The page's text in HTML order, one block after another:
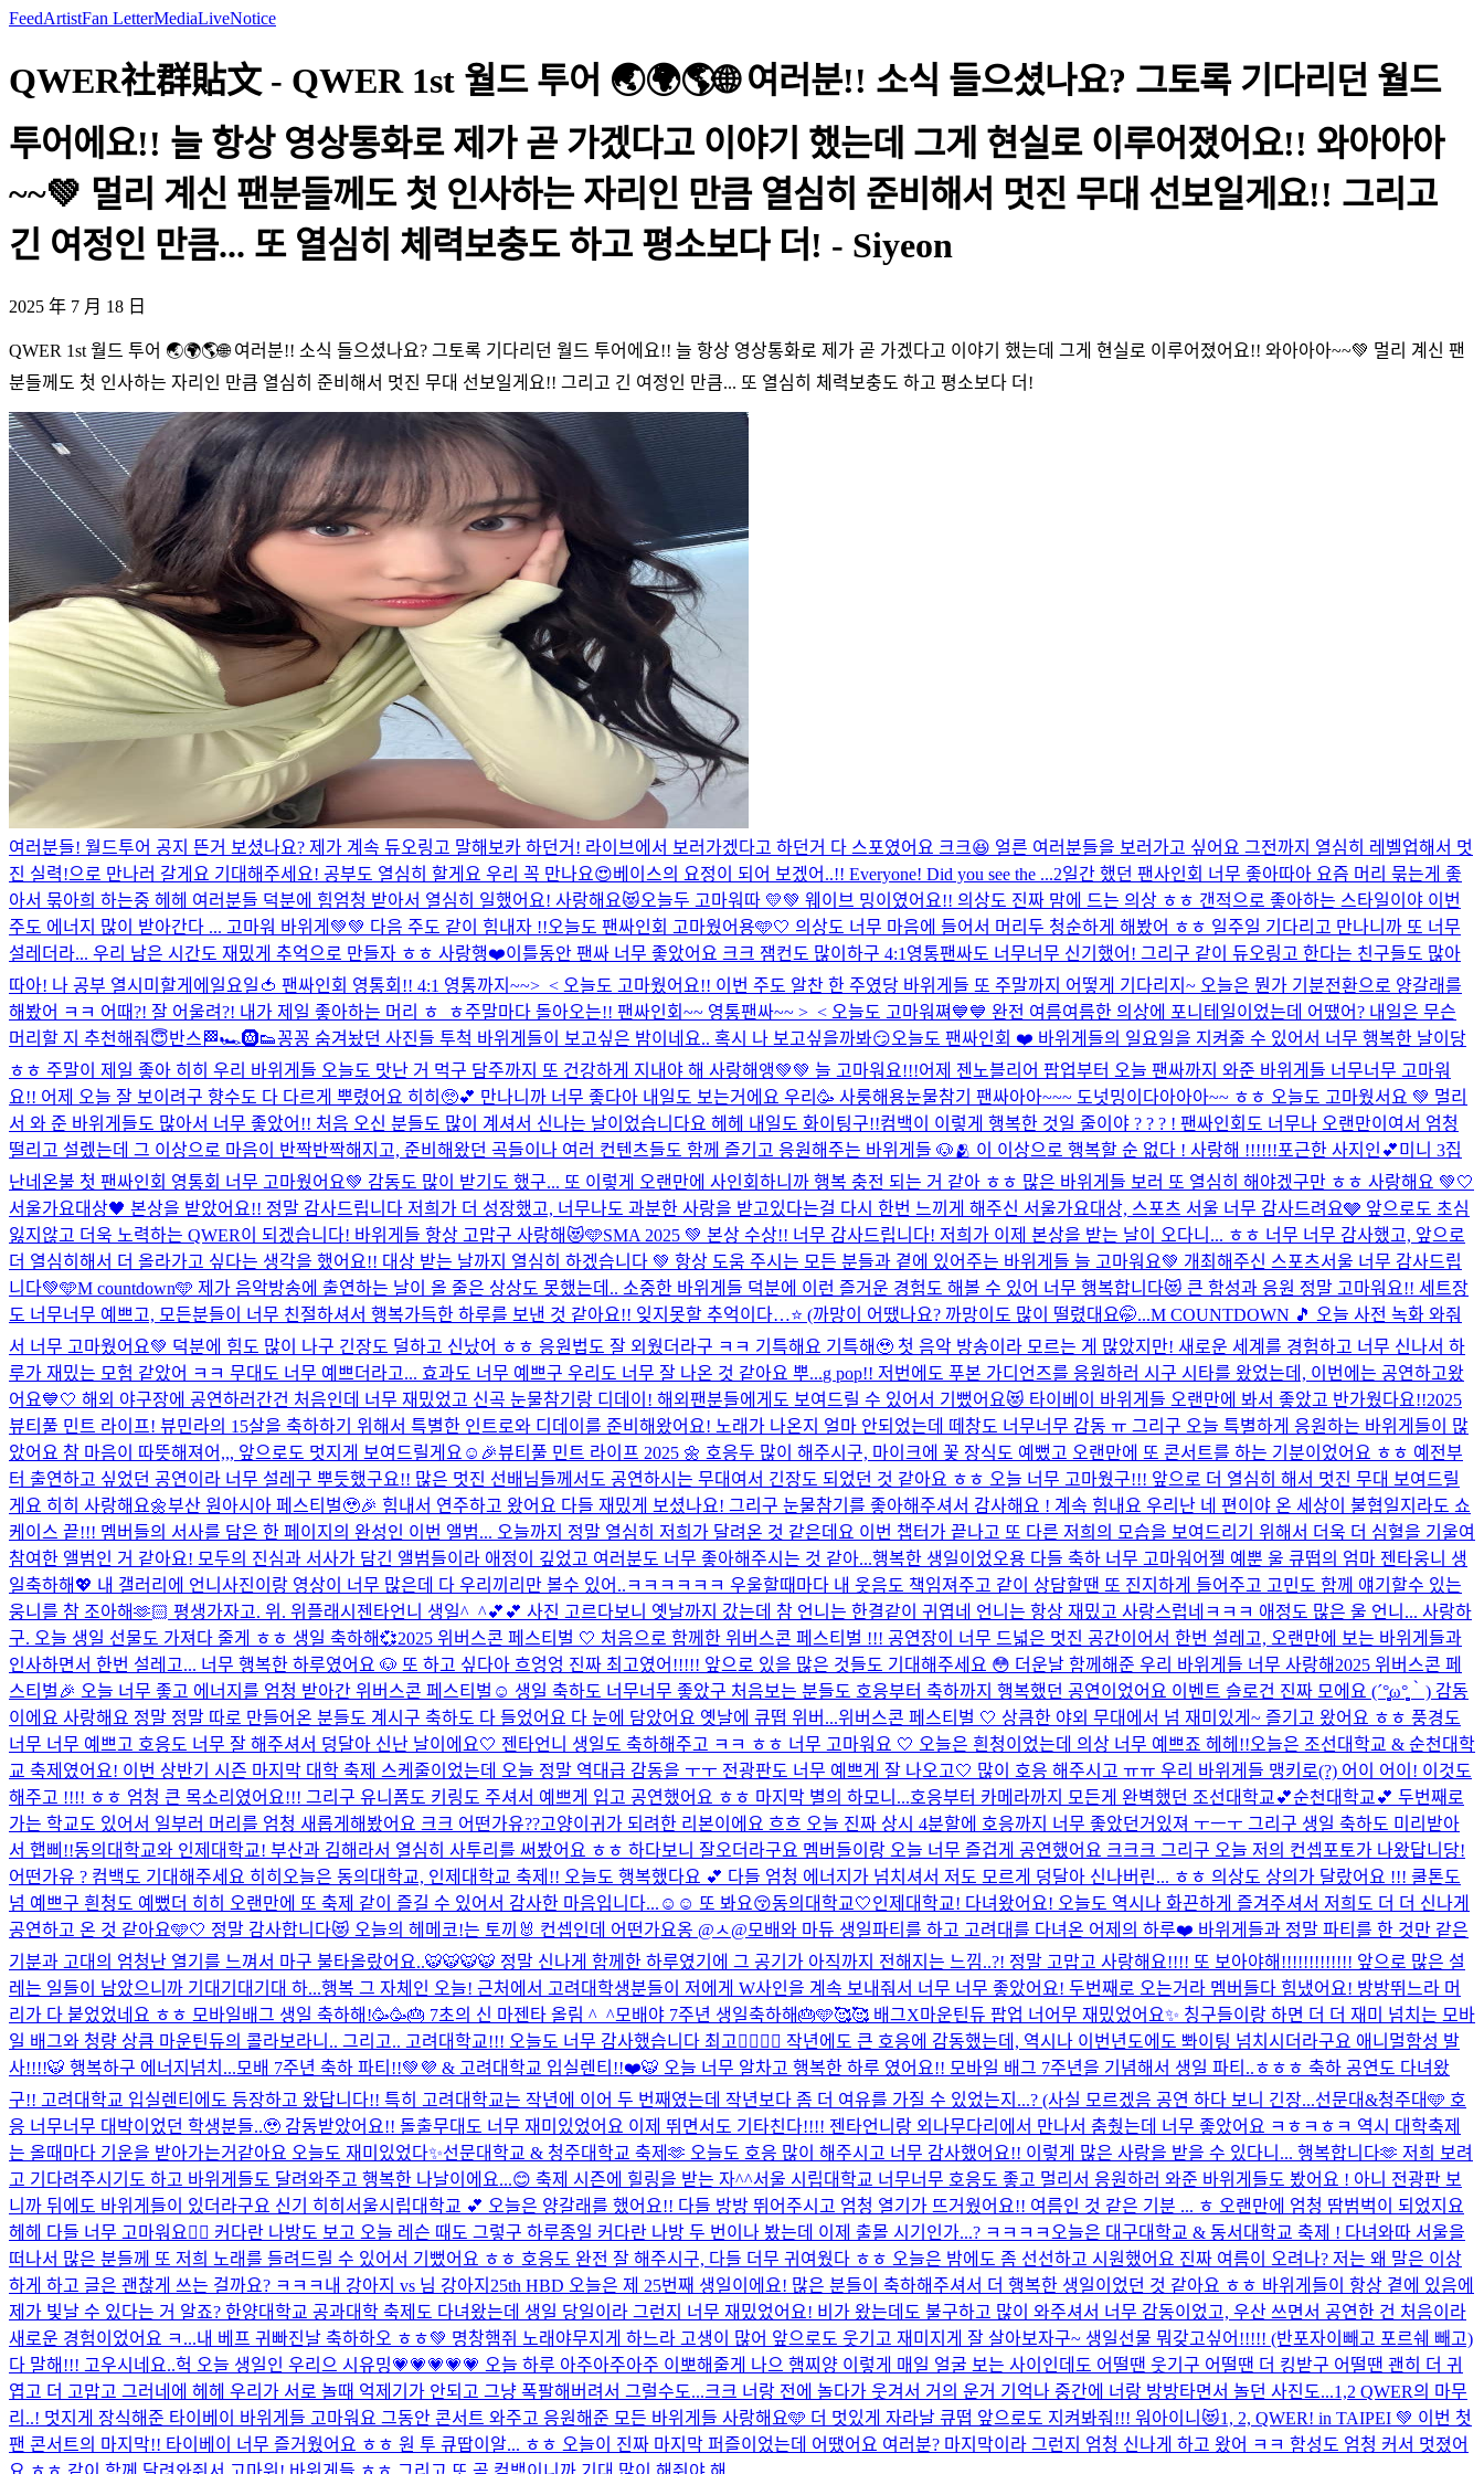
FeedArtistFan LetterMediaLiveNotice
QWER社群貼文 - QWER 1st 월드 투어 🌏🌍🌎🌐 여러분!! 소식 들으셨나요? 그토록 기다리던 월드
투어에요!! 늘 항상 영상통화로 제가 곧 가겠다고 이야기 했는데 그게 현실로 이루어졌어요!! 와아아아
~~💚 멀리 계신 팬분들께도 첫 인사하는 자리인 만큼 열심히 준비해서 멋진 무대 선보일게요!! 그리고
긴 여정인 만큼... 또 열심히 체력보충도 하고 평소보다 더! - Siyeon
2025 年 7 月 18 日
QWER 1st 월드 투어 🌏🌍🌎🌐 여러분!! 소식 들으셨나요? 그토록 기다리던 월드 투어에요!! 늘 항상 영상통화로 제가 곧 가겠다고 이야기 했는데 그게 현실로 이루어졌어요!! 와아아아~~💚 멀리 계신 팬
분들께도 첫 인사하는 자리인 만큼 열심히 준비해서 멋진 무대 선보일게요!! 그리고 긴 여정인 만큼... 또 열심히 체력보충도 하고 평소보다 더!
여러분들! 월드투어 공지 뜬거 보셨나요? 제가 계속 듀오링고 말해보카 하던거! 라이브에서 보러가겠다고 하던거 다 스포였어요 크크😆 얼른 여러분들을 보러가고 싶어요 그전까지 열심히 레벨업해서 멋
진 실력!으로 만나러 갈게요 기대해주세요! 공부도 열심히 할게요 우리 꼭 만나요😍베이스의 요정이 되어 보겠어..!! Everyone! Did you see the ...2일간 했던 팬사인회 너무 좋아따아 요즘 머리 묶는게 좋
아서 묶아희 하는중 헤헤 여러분들 덕분에 힘엄청 받아서 열심히 일했어요! 사랑해요😻오늘두 고마워따 💛💚 웨이브 밍이였어요!! 의상도 진짜 맘에 드는 의상 ㅎㅎ 갠적으로 좋아하는 스타일이야 이번
주도 에너지 많이 받아간다 ... 고마워 바위게💚💚 다음 주도 같이 힘내자 !!오늘도 팬싸인회 고마웠어용🩵🤍 의상도 너무 마음에 들어서 머리두 청순하게 해봤어 ㅎㅎ 일주일 기다리고 만나니까 또 너무
설레더라... 우리 남은 시간도 재밌게 추억으로 만들자 ㅎㅎ 사랑행❤️이틀동안 팬싸 너무 좋았어요 크크 잼컨도 많이하구 4:1영통팬싸도 너무너무 신기했어! 그리구 같이 듀오링고 한다는 친구들도 많아
따아! 나 공부 열시미할게에 일요일🍅 팬싸인회 영통회!! 4:1 영통까지~~>_< 오늘도 고마웠어요!! 이번 주도 알찬 한 주였당 바위게들 또 주말까지 어떻게 기다리지~ 오늘은 뭔가 기분전환으로 양갈래를
해봤어 ㅋㅋ 어때?! 잘 어울려?! 내가 제일 좋아하는 머리 ㅎ_ㅎ주말마다 돌아오는!! 팬싸인회~~ 영통팬싸~~ >_< 오늘도 고마워쪄💙💙 완전 여름여름한 의상에 포니테일이었는데 어땠어? 내일은 무슨
머리할 지 추천해줘😇반스🏁🏎️🛞👟꽁꽁 숨겨놨던 사진들 투척 바위게들이 보고싶은 밤이네요.. 혹시 나 보고싶을까봐😏오늘도 팬싸인회 ❤️ 바위게들의 일요일을 지켜줄 수 있어서 너무 행복한 날이당
ㅎㅎ 주말이 제일 좋아 히히 우리 바위게들 오늘도 맛난 거 먹구 담주까지 또 건강하게 지내야 해 사랑해앵💚💚 늘 고마워요!!!어제 젠노블리어 팝업부터 오늘 팬싸까지 와준 바위게들 너무너무 고마워
요!! 어제 오늘 잘 보이려구 향수도 다 다르게 뿌렸어요 히히🥺💕 만나니까 너무 좋다아 내일도 보는거에요 우리🥳 사룽해용눈물참기 팬싸아아~~~ 도넛밍이다아아아~~ ㅎㅎ 오늘도 고마웠서요 💚 멀리
서 와 준 바위게들도 많아서 너무 좋았어!! 처음 오신 분들도 많이 계셔서 신나는 날이었습니다요 헤헤 내일도 화이팅구!!컴백이 이렇게 행복한 것일 줄이야 ? ? ? ! 팬싸인회도 너무나 오랜만이여서 엄청
떨리고 설렜는데 그 이상으로 마음이 반짝반짝해지고, 준비해왔던 곡들이나 여러 컨텐츠들도 함께 즐기고 응원해주는 바위게들 🐶🫂 이 이상으로 행복할 순 없다 ! 사랑해 !!!!!!포근한 사지인💕미니 3집
난네온불 첫 팬싸인회 영통회 너무 고마웠어요💚 감동도 많이 받기도 했구... 또 이렇게 오랜만에 사인회하니까 행복 충전 되는 거 같아 ㅎㅎ 많은 바위게들 보러 또 열심히 해야겠구만 ㅎㅎ 사랑해요 💚🤍
서울가요대상🖤 본상을 받았어요!! 정말 감사드립니다 저희가 더 성장했고, 너무나도 과분한 사랑을 받고있다는걸 다시 한번 느끼게 해주신 서울가요대상, 스포츠 서울 너무 감사드려요🩶 앞으로도 초심
잃지않고 더욱 노력하는 QWER이 되겠습니다! 바위게들 항상 고맙구 사랑해😻🩵SMA 2025 💚 본상 수상!! 너무 감사드립니다! 저희가 이제 본상을 받는 날이 오다니... ㅎㅎ 너무 너무 감사했고, 앞으로
더 열심히해서 더 올라가고 싶다는 생각을 했어요!! 대상 받는 날까지 열심히 하겠습니다 💚 항상 도움 주시는 모든 분들과 곁에 있어주는 바위게들 늘 고마워요💚 개최해주신 스포츠서울 너무 감사드립
니다💚🩵M countdown🩵 제가 음악방송에 출연하는 날이 올 줄은 상상도 못했는데.. 소중한 바위게들 덕분에 이런 즐거운 경험도 해볼 수 있어 너무 행복합니다😻 큰 함성과 응원 정말 고마워요!! 세트장
도 너무너무 예쁘고, 모든분들이 너무 친절하셔서 행복가득한 하루를 보낸 것 같아요!! 잊지못할 추억이다…⭐️ (까망이 어땠나요? 까망이도 많이 떨렸대요🤭...M COUNTDOWN 🎵 오늘 사전 녹화 와줘
서 너무 고마웠어요💚 덕분에 힘도 많이 나구 긴장도 덜하고 신났어 ㅎㅎ 응원법도 잘 외웠더라구 ㅋㅋ 기특해요 기특해🥹 첫 음악 방송이라 모르는 게 많았지만! 새로운 세계를 경험하고 너무 신나서 하
루가 재밌는 모험 같았어 ㅋㅋ 무대도 너무 예쁘더라고... 효과도 너무 예쁘구 우리도 너무 잘 나온 것 같아요 뿌...g pop!! 저번에도 푸본 가디언즈를 응원하러 시구 시타를 왔었는데, 이번에는 공연하고왔
어요💙🤍 해외 야구장에 공연하러간건 처음인데 너무 재밌었고 신곡 눈물참기랑 디데이! 해외팬분들에게도 보여드릴 수 있어서 기뻤어요😻 타이베이 바위게들 오랜만에 봐서 좋았고 반가웠다요!!2025
뷰티풀 민트 라이프! 뷰민라의 15살을 축하하기 위해서 특별한 인트로와 디데이를 준비해왔어요! 노래가 나온지 얼마 안되었는데 떼창도 너무너무 감동 ㅠ 그리구 오늘 특별하게 응원하는 바위게들이 많
았어요 참 마음이 따뜻해져어,,, 앞으로도 멋지게 보여드릴게요☺️🎉뷰티풀 민트 라이프 2025 🌼 호응두 많이 해주시구, 마이크에 꽃 장식도 예뻤고 오랜만에 또 콘서트를 하는 기분이었어요 ㅎㅎ 예전부
터 출연하고 싶었던 공연이라 너무 설레구 뿌듯했구요!! 많은 멋진 선배님들께서도 공연하시는 무대여서 긴장도 되었던 것 같아요 ㅎㅎ 오늘 너무 고마웠구!!! 앞으로 더 열심히 해서 멋진 무대 보여드릴
게요 히히 사랑해요🌼부산 원아시아 페스티벌🥹🎉 힘내서 연주하고 왔어요 다들 재밌게 보셨나요! 그리구 눈물참기를 좋아해주셔서 감사해요 ! 계속 힘내요 우리 난 네 편이야 온 세상이 불협일지라도 쇼
케이스 끝!!! 멤버들의 서사를 담은 한 페이지의 완성인 이번 앨범... 오늘까지 정말 열심히 저희가 달려온 것 같은데요 이번 챕터가 끝나고 또 다른 저희의 모습을 보여드리기 위해서 더욱 더 심혈을 기울여
참여한 앨범인 거 같아요! 모두의 진심과 서사가 담긴 앨범들이라 애정이 깊었고 여러분도 너무 좋아해주시는 것 같아...행복한 생일이었오용 다들 축하 너무 고마워어 젤 예뿐 울 큐떱의 엄마 젠타웅니 생
일축하해💖 내 갤러리에 언니사진이랑 영상이 너무 많은데 다 우리끼리만 볼수 있어..ㅋㅋㅋㅋㅋㅋ 우울할때마다 내 웃음도 책임져주고 같이 상담할땐 또 진지하게 들어주고 고민도 함께 얘기할수 있는
웅니를 참 조아해🫶🏻 평생가자고. 위. 위플래시 젠타언니 생일^_^💕💕 사진 고르다보니 옛날까지 갔는데 참 언니는 한결같이 귀엽네 언니는 항상 재밌고 사랑스럽네ㅋㅋㅋ 애정도 많은 울 언니... 사랑하
구. 오늘 생일 선물도 가져다 줄게 ㅎㅎ 생일 축하해💞2025 위버스콘 페스티벌 🤍 처음으로 함께한 위버스콘 페스티벌 !!! 공연장이 너무 드넓은 멋진 공간이어서 한번 설레고, 오랜만에 보는 바위게들과
인사하면서 한번 설레고... 너무 행복한 하루였어요 🐶 또 하고 싶다아 흐엉엉 진짜 최고였어!!!!! 앞으로 있을 많은 것들도 기대해주세요 😳 더운날 함께해준 우리 바위게들 너무 사랑해 2025 위버스콘 페
스티벌🎉 오늘 너무 좋고 에너지를 엄청 받아간 위버스콘 페스티벌☺️ 생일 축하도 너무너무 좋았구 처음보는 분들도 호응부터 축하까지 행복했던 공연이었어요 이벤트 슬로건 진짜 모에요 (´°̥̥̥̥̥̥̥̥ω°̥̥̥̥̥̥̥̥｀) 감동
이에요 사랑해요 정말 정말 따로 만들어온 분들도 계시구 축하도 다 들었어요 다 눈에 담았어요 옛날에 큐떱 위버...위버스콘 페스티벌 🤍 상큼한 야외 무대에서 넘 재미있게~ 즐기고 왔어요 ㅎㅎ 풍경도
너무 너무 예쁘고 호응도 너무 잘 해주셔서 덩달아 신난 날이에요🤍 젠타언니 생일도 축하해주고 ㅋㅋ ㅎㅎ 너무 고마워요 🤍 오늘은 흰청이었는데 의상 너무 예쁘죠 헤헤!!오늘은 조선대학교 & 순천대학
교 축제였어요! 이번 상반기 시즌 마지막 대학 축제 스케줄이었는데 오늘 정말 역대급 감동을 ㅜㅜ 전광판도 너무 예쁘게 잘 나오고🤍 많이 호응 해주시고 ㅠㅠ 우리 바위게들 맹키로(?) 어이 어이! 이것도
해주고 !!!! ㅎㅎ 엄청 큰 목소리였어요!!! 그리구 유니폼도 키링도 주셔서 예쁘게 입고 공연했어요 ㅎㅎ 마지막 별의 하모니...호응부터 카메라까지 모든게 완벽했던 조선대학교💕순천대학교💕 두번째로
가는 학교도 있어서 일부러 머리를 엄청 새롭게해봤어요 크크 어떤가유??고양이귀가 되려한 리본이에요 흐흐 오늘 진짜 상시 4분할에 호응까지 너무 좋았던거있져 ㅜㅡㅜ 그리구 생일 축하도 미리받아
서 햅삐!!동의대학교와 인제대학교! 부산과 김해라서 열심히 사투리를 써봤어요 ㅎㅎ 하다보니 잘오더라구요 멤버들이랑 오늘 너무 즐겁게 공연했어요 크크크 그리구 오늘 저의 컨셉포토가 나왔답니당!
어떤가유 ? 컴백도 기대해주세요 히히 오늘은 동의대학교, 인제대학교 축제!! 오늘도 행복했다요 💕 다들 엄청 에너지가 넘치셔서 저도 모르게 덩달아 신나버린... ㅎㅎ 의상도 상의가 달랐어요 !!! 쿨톤도
넘 예쁘구 흰청도 예뻤더 히히 오랜만에 또 축제 같이 즐길 수 있어서 감사한 마음입니다...☺️☺️ 또 봐요😚동의대학교🤍인제대학교! 다녀왔어요! 오늘도 역시나 화끈하게 즐겨주셔서 저희도 더 더 신나게
공연하고 온 것 같아요🩵🤍 정말 감사합니다😻 오늘의 헤메코!는 토끼🐰 컨셉인데 어떤가요옹 @ㅅ@모배와 마듀 생일파티를 하고 고려대를 다녀온 어제의 하루❤️ 바위게들과 정말 파티를 한 것만 같은
기분과 고대의 엄청난 열기를 느껴서 마구 불타올랐어요..🐯🐯🐯🐯 정말 신나게 함께한 하루였기에 그 공기가 아직까지 전해지는 느낌..?! 정말 고맙고 사랑해요!!!! 또 보아야해!!!!!!!!!!!!! 앞으로 많은 설
레는 일들이 남았으니까 기대기대기대 하...행복 그 자체인 오늘! 근처에서 고려대학생분들이 저에게 W사인을 계속 보내줘서 너무 너무 좋았어요! 두번째로 오는거라 멤버들다 힘냈어요! 방방뛰느라 머
리가 다 붙었었네요 ㅎㅎ 모바일배그 생일 축하해!🥳🥳🎂 7초의 신 마젠타 올림 ^_^모배야 7주년 생일축하해🎂🩵🥰🥰 배그X마운틴듀 팝업 너어무 재밌었어요✨ 칭구들이랑 하면 더 더 재미 넘치는 모바
일 배그와 청량 상큼 마운틴듀의 콜라보라니.. 그리고.. 고려대학교!!! 오늘도 너무 감사했습니다 최고❤️‍🔥❤️‍🔥 작년에도 큰 호응에 감동했는데, 역시나 이번년도에도 뽜이팅 넘치시더라구요 애니멀함성 발
사!!!!🐯 행복하구 에너지넘치...모배 7주년 축하 파티!!💚💜 & 고려대학교 입실렌티!!❤️🐯 오늘 너무 알차고 행복한 하루 였어요!! 모바일 배그 7주년을 기념해서 생일 파티..ㅎㅎㅎ 축하 공연도 다녀왔
구!! 고려대학교 입실렌티에도 등장하고 왔답니다!! 특히 고려대학교는 작년에 이어 두 번째였는데 작년보다 좀 더 여유를 가질 수 있었는지...? (사실 모르겠음 공연 하다 보니 긴장...선문대&청주대🩵 호
응 너무너무 대박이었던 학생분들..🥹 감동받았어요!! 돌출무대도 너무 재미있었어요 이제 뛰면서도 기타친다!!!! 젠타언니랑 외나무다리에서 만나서 춤췄는데 너무 좋았어요 ㅋㅎㅋㅎㅋ 역시 대학축제
는 올때마다 기운을 받아가는거같아요 오늘도 재미있었다✨선문대학교 & 청주대학교 축제🫶 오늘도 호응 많이 해주시고 너무 감사했어요!! 이렇게 많은 사랑을 받을 수 있다니... 행복합니다🫶 저희 보려
고 기다려주시기도 하고 바위게들도 달려와주고 행복한 나날이에요...😊 축제 시즌에 힐링을 받는 자^^서울 시립대학교 너무너무 호응도 좋고 멀리서 응원하러 와준 바위게들도 봤어요 ! 아니 전광판 보
니까 뒤에도 바위게들이 있더라구요 신기 히히 서울시립대학교 💕 오늘은 양갈래를 했어요!! 다들 방방 뛰어주시고 엄청 열기가 뜨거웠어요!! 여름인 것 같은 기분 ... ㅎ 오랜만에 엄청 땀범벅이 되었지요
헤헤 다들 너무 고마워요❤️‍🔥 커다란 나방도 보고 오늘 레슨 때도 그렇구 하루종일 커다란 나방 두 번이나 봤는데 이제 출몰 시기인가...? ㅋㅋㅋㅋ 오늘은 대구대학교 & 동서대학교 축제 ! 다녀와따 서울을
떠나서 많은 분들께 또 저희 노래를 들려드릴 수 있어서 기뻤어요 ㅎㅎ 호응도 완전 잘 해주시구, 다들 더무 귀여웠다 ㅎㅎ 오늘은 밤에도 좀 선선하고 시원했어요 진짜 여름이 오려나? 저는 왜 말은 이상
하게 하고 글은 괜찮게 쓰는 걸까요? ㅋㅋㅋ 내 강아지 vs 님 강아지 25th HBD 오늘은 제 25번째 생일이에요! 많은 분들이 축하해주셔서 더 행복한 생일이었던 것 같아요 ㅎㅎ 바위게들이 항상 곁에 있음에
제가 빛날 수 있다는 거 알죠? 한양대학교 공과대학 축제도 다녀왔는데 생일 당일이라 그런지 너무 재밌었어요! 비가 왔는데도 불구하고 많이 와주셔서 너무 감동이었고, 우산 쓰면서 공연한 건 처음이라
새로운 경험이었어요 ㅋ...내 베프 귀빠진날 축하하오 ㅎㅎ💚 명창햄쥐 노래야무지게 하느라 고생이 많어 앞으로도 웃기고 재미지게 잘 살아보자구~ 생일선물 뭐갖고싶어!!!!! (반포자이빼고 포르쉐 빼고)
다 말해!!! 고우시네요..헉 오늘 생일인 우리으 시유밍💗💗💗💗💗 오늘 하루 아주아주아주 이뽀해줄게 나으 햄찌양 이렇게 매일 얼굴 보는 사이인데도 어떨땐 웃기구 어떨땐 더 킹받구 어떨땐 괜히 더 귀
엽고 더 고맙고 그러네에 헤헤 우리가 서로 놀때 억제기가 안되고 그냥 폭팔해버려서 그럴수도...크크 너랑 전에 놀다가 웃겨서 거의 운거 기억나 중간에 너랑 방방타면서 놀던 사진도...1,2 QWER의 마무
리..! 멋지게 장식해준 타이베이 바위게들 고마워요 그동안 콘서트 와주고 응원해준 모든 바위게들 사랑해요🩵 더 멋있게 자라날 큐떱 앞으로도 지켜봐줘!!! 워아이니😻1, 2, QWER! in TAIPEI 💚 이번 첫
팬 콘서트의 마지막!! 타이베이 너무 즐거웠어요 ㅎㅎ 원 투 큐땁이알... ㅎㅎ 오늘이 진짜 마지막 퍼즐이었는데 어땠어요 여러분? 마지막이라 그런지 엄청 신나게 하고 왔어 ㅋㅋ 함성도 엄청 커서 멋졌어